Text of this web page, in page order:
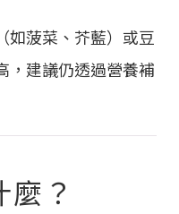
如菠菜、芥藍）或豆
，建議仍透過營養補
麼？